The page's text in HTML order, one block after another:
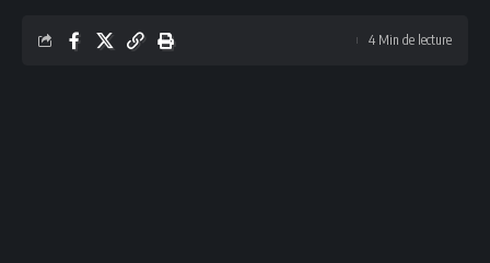
4 Min de lecture